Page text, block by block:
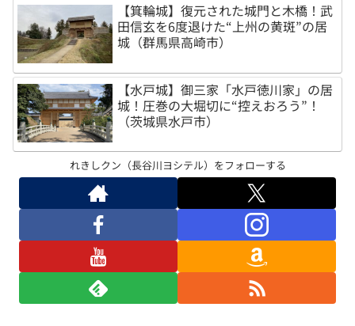
【箕輪城】復元された城門と木橋！武
田信玄を6度退けた“上州の黄斑”の居
城（群馬県高崎市）
【水戸城】御三家「水戸徳川家」の居
城！圧巻の大堀切に“控えおろう”！
（茨城県水戸市）
れきしクン（長谷川ヨシテル）をフォローする